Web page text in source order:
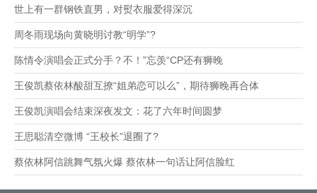
世上有一群钢铁直男，对熨衣服爱得深沉
周冬雨现场向黄晓明讨教“明学”?
陈情令演唱会正式分手？不！”忘羡“CP还有狮晚
王俊凯蔡依林酸甜互撩“姐弟恋可以么”，期待狮晚再合体
王俊凯演唱会结束深夜发文：花了六年时间圆梦
王思聪清空微博 “王校长”退圈了?
蔡依林阿信跳舞气氛火爆 蔡依林一句话让阿信脸红